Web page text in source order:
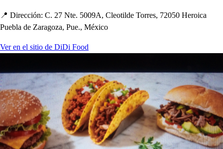
📍 Dirección: C. 27 Nte. 5009A, Cleotilde Torres, 72050 Heroica
Puebla de Zaragoza, Pue., México
Ver en el sitio de DiDi Food